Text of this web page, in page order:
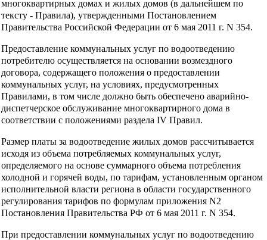
многоквартирных домах и жилых домов (в дальнейшем по
тексту - Правила), утвержденными Постановлением
Правительства Российской Федерации от 6 мая 2011 г. N 354.
Предоставление коммунальных услуг по водоотведению
потребителю осуществляется на основании возмездного
договора, содержащего положения о предоставлении
коммунальных услуг, на условиях, предусмотренных
Правилами, в том числе должно быть обеспечено аварийно-
диспетчерское обслуживание многоквартирного дома в
соответствии с положениями раздела IV Правил.
Размер платы за водоотведение жилых домов рассчитывается
исходя из объема потребляемых коммунальных услуг,
определяемого на основе суммарного объема потребления
холодной и горячей воды, по тарифам, установленным органом
исполнительной власти региона в области государственного
регулирования тарифов по формулам приложения N2
Постановления Правительства РФ от 6 мая 2011 г. N 354.
При предоставлении коммунальных услуг по водоотведению